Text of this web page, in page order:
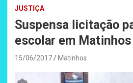
JUSTIÇA
Suspensa licitação
escolar em Matinhos
15/06/2017 Matinhos